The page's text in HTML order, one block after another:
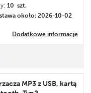
około: 2026-10-02
10 szt.
Dodatkowe informacje
MP3 z USB, kartą